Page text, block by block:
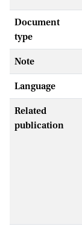
Document
type
Note
Language
Related
publication